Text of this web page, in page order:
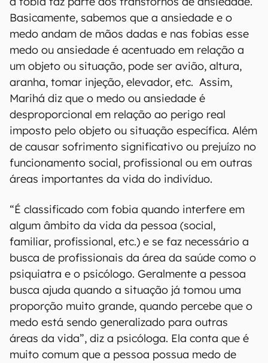
Basicamente, sabemos que a ansiedade e o
medo andam de mãos dadas e nas fobias esse
medo ou ansiedade é acentuado em relação a
um objeto ou situação, pode ser avião, altura,
aranha, tomar injeção, elevador, etc. Assim,
Marihá diz que o medo ou ansiedade é
desproporcional em relação ao perigo real
imposto pelo objeto ou situação específica. Além
de causar sofrimento significativo ou prejuízo no
funcionamento social, profissional ou em outras
áreas importantes da vida do indivíduo.
“É classificado com fobia quando interfere em
algum âmbito da vida da pessoa (social,
familiar, profissional, etc.) e se faz necessário a
busca de profissionais da área da saúde como o
psiquiatra e o psicólogo. Geralmente a pessoa
busca ajuda quando a situação já tomou uma
proporção muito grande, quando percebe que o
medo está sendo generalizado para outras
áreas da vida”, diz a psicóloga. Ela conta que é
muito comum que a pessoa possua medo de